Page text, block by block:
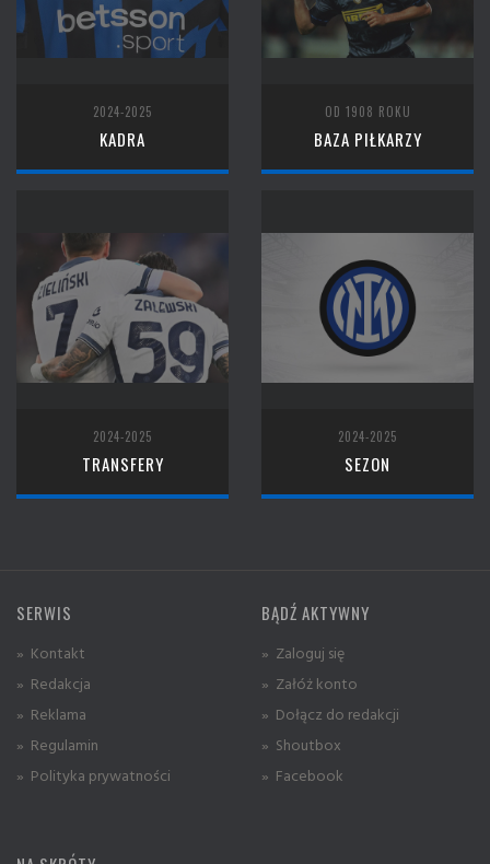
2024-2025
KADRA
OD 1908 ROKU
BAZA PIŁKARZY
2024-2025
TRANSFERY
2024-2025
SEZON
SERWIS
» Kontakt
» Redakcja
» Reklama
» Regulamin
» Polityka prywatności
BĄDŹ AKTYWNY
» Zaloguj się
» Załóż konto
» Dołącz do redakcji
» Shoutbox
» Facebook